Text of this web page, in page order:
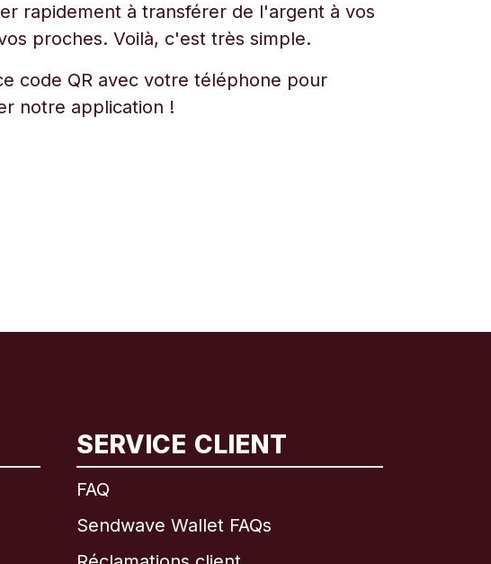
rapidement à transférer de l'argent à vos
proches. Voilà, c'est très simple.
code QR avec votre téléphone pour
notre application !
SERVICE CLIENT
FAQ
Sendwave Wallet FAQs